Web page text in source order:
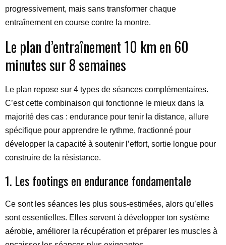
progressivement, mais sans transformer chaque
entraînement en course contre la montre.
Le plan d’entraînement 10 km en 60
minutes sur 8 semaines
Le plan repose sur 4 types de séances complémentaires.
C’est cette combinaison qui fonctionne le mieux dans la
majorité des cas : endurance pour tenir la distance, allure
spécifique pour apprendre le rythme, fractionné pour
développer la capacité à soutenir l’effort, sortie longue pour
construire de la résistance.
1. Les footings en endurance fondamentale
Ce sont les séances les plus sous-estimées, alors qu’elles
sont essentielles. Elles servent à développer ton système
aérobie, améliorer la récupération et préparer les muscles à